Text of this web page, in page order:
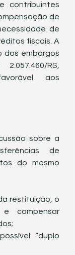
contribuintes
de
de
fiscais. A
dos embargos
RS,
aos
sobre a
de
do mesmo
restituição, o
compensar
“duplo